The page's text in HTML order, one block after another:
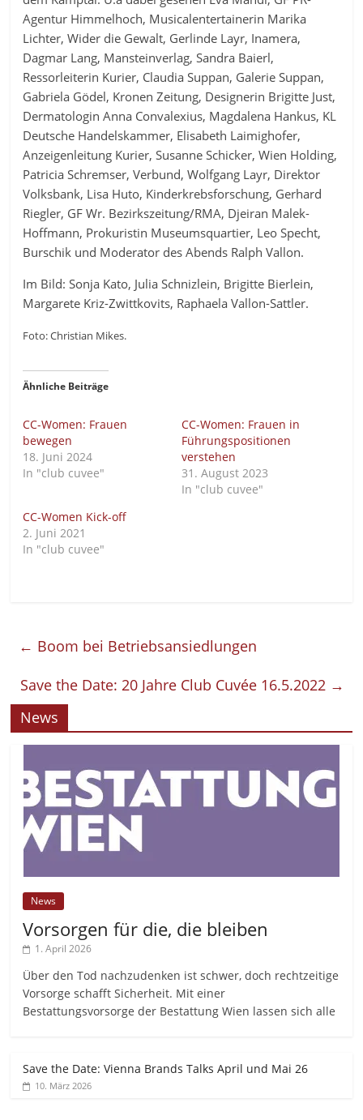
Agentur Himmelhoch, Musicalentertainerin Marika
Lichter, Wider die Gewalt, Gerlinde Layr, Inamera,
Dagmar Lang, Mansteinverlag, Sandra Baierl,
Ressorleiterin Kurier, Claudia Suppan, Galerie Suppan,
Gabriela Gödel, Kronen Zeitung, Designerin Brigitte Just,
Dermatologin Anna Convalexius, Magdalena Hankus, KL
Deutsche Handelskammer, Elisabeth Laimighofer,
Anzeigenleitung Kurier, Susanne Schicker, Wien Holding,
Patricia Schremser, Verbund, Wolfgang Layr, Direktor
Volksbank, Lisa Huto, Kinderkrebsforschung, Gerhard
Riegler, GF Wr. Bezirkszeitung/RMA, Djeiran Malek-
Hoffmann, Prokuristin Museumsquartier, Leo Specht,
Burschik und Moderator des Abends Ralph Vallon.
Im Bild: Sonja Kato, Julia Schnizlein, Brigitte Bierlein,
Margarete Kriz-Zwittkovits, Raphaela Vallon-Sattler.
Foto: Christian Mikes.
Ähnliche Beiträge
CC-Women: Frauen
bewegen
18. Juni 2024
In "club cuvee"
CC-Women: Frauen in
Führungspositionen
verstehen
31. August 2023
In "club cuvee"
CC-Women Kick-off
2. Juni 2021
In "club cuvee"
← Boom bei Betriebsansiedlungen
Save the Date: 20 Jahre Club Cuvée 16.5.2022 →
News
News
Vorsorgen für die, die bleiben
1. April 2026
Über den Tod nachzudenken ist schwer, doch rechtzeitige
Vorsorge schafft Sicherheit. Mit einer
Bestattungsvorsorge der Bestattung Wien lassen sich alle
Save the Date: Vienna Brands Talks April und Mai 26
10. März 2026